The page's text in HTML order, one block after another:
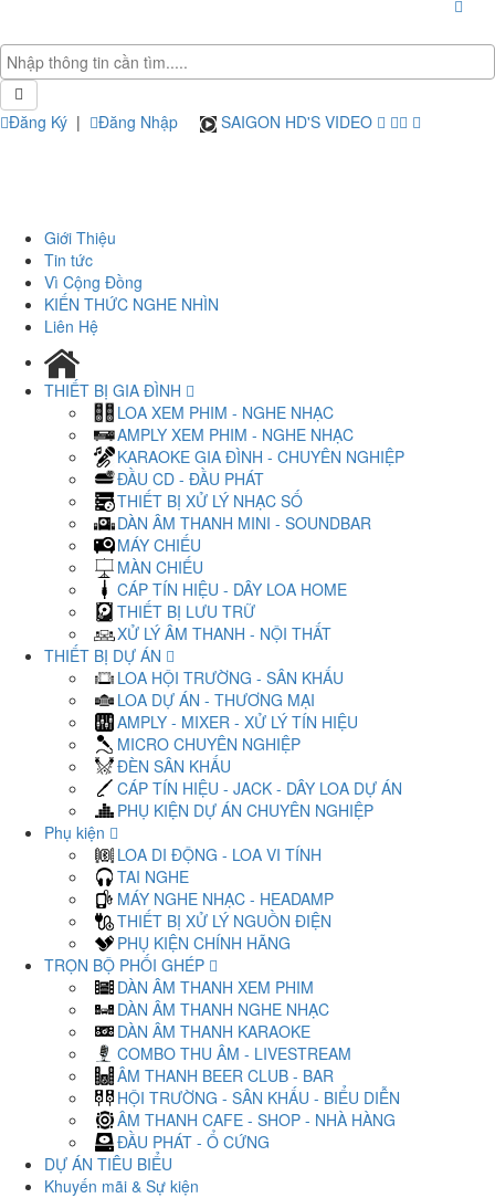
Đăng Ký | Đăng Nhập SAIGON HD'S VIDEO
Giới Thiệu
Tin tức
Vì Cộng Đồng
KIẾN THỨC NGHE NHÌN
Liên Hệ
THIẾT BỊ GIA ĐÌNH
LOA XEM PHIM - NGHE NHẠC
AMPLY XEM PHIM - NGHE NHẠC
KARAOKE GIA ĐÌNH - CHUYÊN NGHIỆP
ĐẦU CD - ĐẦU PHÁT
THIẾT BỊ XỬ LÝ NHẠC SỐ
DÀN ÂM THANH MINI - SOUNDBAR
MÁY CHIẾU
MÀN CHIẾU
CÁP TÍN HIỆU - DÂY LOA HOME
THIẾT BỊ LƯU TRỮ
XỬ LÝ ÂM THANH - NỘI THẤT
THIẾT BỊ DỰ ÁN
LOA HỘI TRƯỜNG - SÂN KHẤU
LOA DỰ ÁN - THƯƠNG MẠI
AMPLY - MIXER - XỬ LÝ TÍN HIỆU
MICRO CHUYÊN NGHIỆP
ĐÈN SÂN KHẤU
CÁP TÍN HIỆU - JACK - DÂY LOA DỰ ÁN
PHỤ KIỆN DỰ ÁN CHUYÊN NGHIỆP
Phụ kiện
LOA DI ĐỘNG - LOA VI TÍNH
TAI NGHE
MÁY NGHE NHẠC - HEADAMP
THIẾT BỊ XỬ LÝ NGUỒN ĐIỆN
PHỤ KIỆN CHÍNH HÃNG
TRỌN BỘ PHỐI GHÉP
DÀN ÂM THANH XEM PHIM
DÀN ÂM THANH NGHE NHẠC
DÀN ÂM THANH KARAOKE
COMBO THU ÂM - LIVESTREAM
ÂM THANH BEER CLUB - BAR
HỘI TRƯỜNG - SÂN KHẤU - BIỂU DIỄN
ÂM THANH CAFE - SHOP - NHÀ HÀNG
ĐẦU PHÁT - Ổ CỨNG
DỰ ÁN TIÊU BIỂU
Khuyến mãi & Sự kiện